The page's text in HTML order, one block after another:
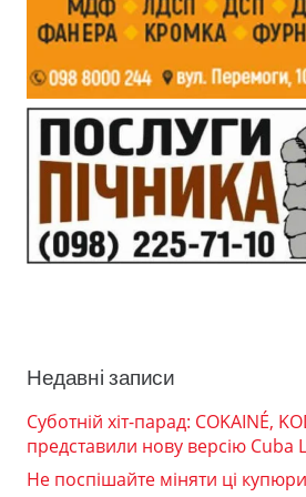
Недавні записи
Суботній хіт-парад: COKAINÉ,
представили нову версію Cuba
Не поспішайте міняти ці